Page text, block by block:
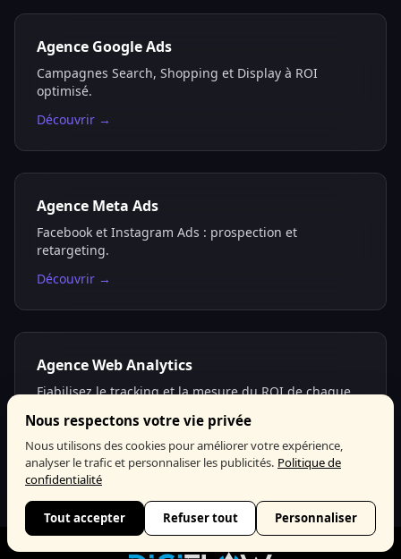
Agence Google Ads
Campagnes Search, Shopping et Display à ROI
optimisé.
Découvrir →
Agence Meta Ads
Facebook et Instagram Ads : prospection et
retargeting.
Découvrir →
Agence Web Analytics
Fiabilisez le tracking et la mesure du ROI de chaque
Découvrir →
Nous respectons votre vie privée
Nous utilisons des cookies pour améliorer votre expérience,
analyser le trafic et personnaliser les publicités. Politique de
confidentialité
Tout accepter Refuser tout Personnaliser